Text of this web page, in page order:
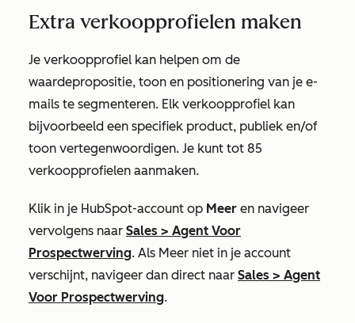
Extra verkoopprofielen maken
Je verkoopprofiel kan helpen om de
waardepropositie, toon en positionering van je e-
mails te segmenteren. Elk verkoopprofiel kan
bijvoorbeeld een specifiek product, publiek en/of
toon vertegenwoordigen. Je kunt tot 85
verkoopprofielen aanmaken.
Klik in je HubSpot-account op Meer en navigeer
vervolgens naar Sales > Agent Voor
Prospectwerving. Als Meer niet in je account
verschijnt, navigeer dan direct naar Sales > Agent
Voor Prospectwerving.